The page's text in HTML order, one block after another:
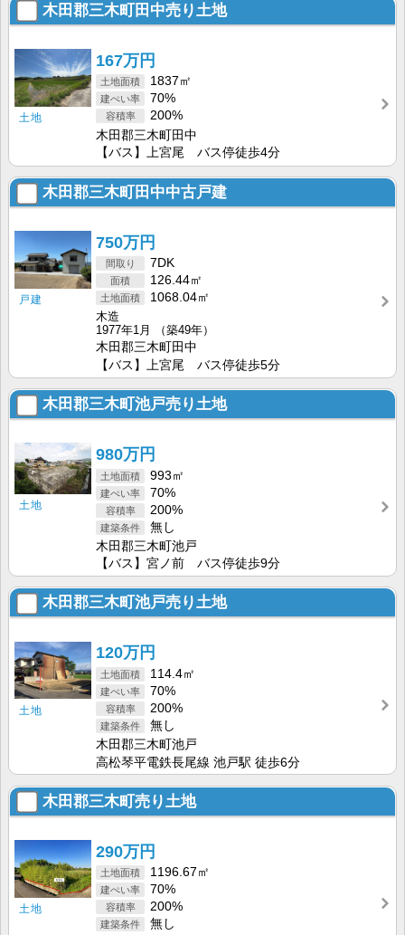
木田郡三木町田中売り土地
土地
167万円
1837㎡
70%
200%
木田郡三木町田中
【バス】上宮尾 バス停徒歩4分
木田郡三木町田中中古戸建
戸建
750万円
7DK
126.44㎡
1068.04㎡
木造
1977年1月
（築49年）
木田郡三木町田中
【バス】上宮尾 バス停徒歩5分
木田郡三木町池戸売り土地
土地
980万円
993㎡
70%
200%
無し
木田郡三木町池戸
【バス】宮ノ前 バス停徒歩9分
木田郡三木町池戸売り土地
土地
120万円
114.4㎡
70%
200%
無し
木田郡三木町池戸
高松琴平電鉄長尾線 池戸駅 徒歩6分
木田郡三木町売り土地
土地
290万円
1196.67㎡
70%
200%
無し